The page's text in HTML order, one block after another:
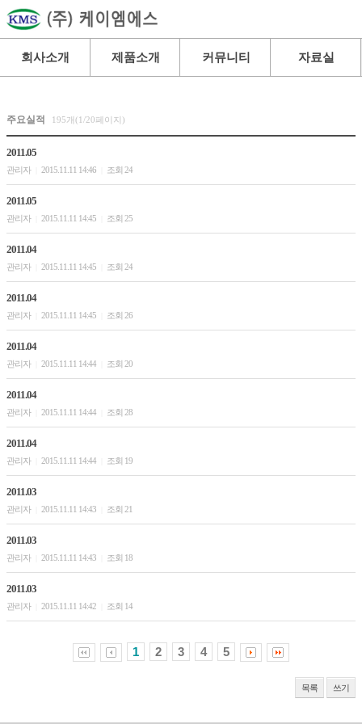
회사소개 제품소개 커뮤니티 자료실
주요실적 195개(1/20페이지)
2011.05
관리자 2015.11.11 14:46 조회 24
2011.05
관리자 2015.11.11 14:45 조회 25
2011.04
관리자 2015.11.11 14:45 조회 24
2011.04
관리자 2015.11.11 14:45 조회 26
2011.04
관리자 2015.11.11 14:44 조회 20
2011.04
관리자 2015.11.11 14:44 조회 28
2011.04
관리자 2015.11.11 14:44 조회 19
2011.03
관리자 2015.11.11 14:43 조회 21
2011.03
관리자 2015.11.11 14:43 조회 18
2011.03
관리자 2015.11.11 14:42 조회 14
1 2 3 4 5
목록 쓰기